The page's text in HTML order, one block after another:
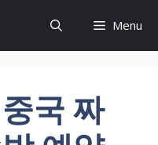
Menu
국 짜